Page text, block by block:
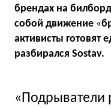
брендах на
собой движение «
активисты
разбирался Sostav.
«Подрыватели